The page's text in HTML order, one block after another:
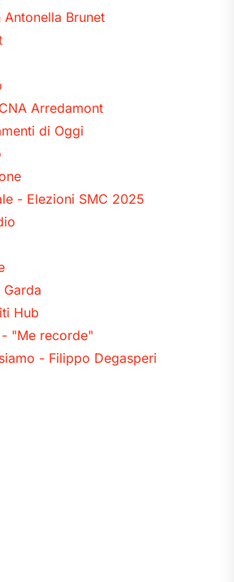
Brunet
Arredamont
di Oggi
- Elezioni SMC 2025
Hub
"Me recorde"
- Filippo Degasperi